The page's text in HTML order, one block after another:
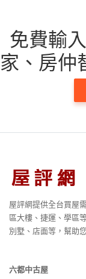
免費輸
家、房仲
屋評網提供全台買屋
區大樓、捷運、學區
別墅、店面等，幫助
六都中古屋